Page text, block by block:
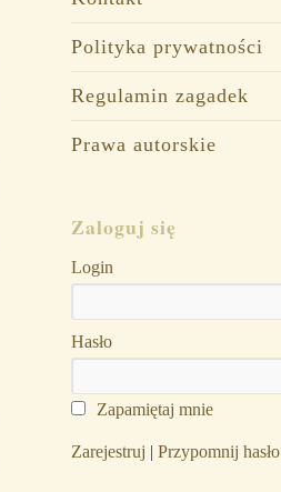
Polityka prywatności
Regulamin zagadek
Prawa autorskie
Zaloguj się
Login
Hasło
Zapamiętaj mnie
Zarejestruj | Przypomnij hasło